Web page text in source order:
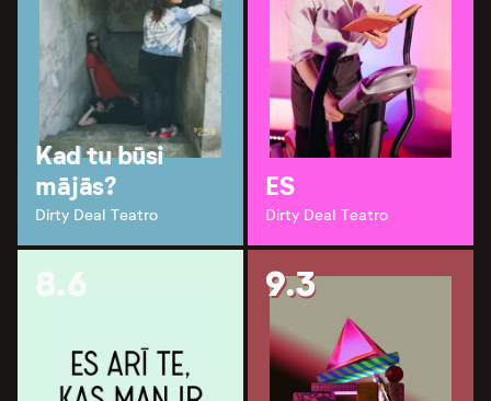
Kad tu būsi
mājās?
Dirty Deal Teatro
ES
Dirty Deal Teatro
8.6 9.3